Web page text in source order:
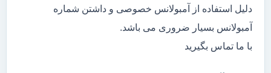
دلیل استفاده از آمبولانس خصوصی و داشتن شماره
آمبولانس بسیار ضروری می باشد.
با ما تماس بگیرید